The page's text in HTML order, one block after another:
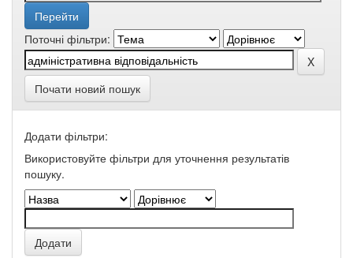
Поточні фільтри:
Почати новий пошук
Додати фільтри:
Використовуйте фільтри для уточнення результатів
пошуку.